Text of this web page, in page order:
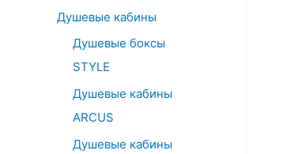
Душевые кабины
Душевые боксы
STYLE
Душевые кабины
ARCUS
Душевые кабины